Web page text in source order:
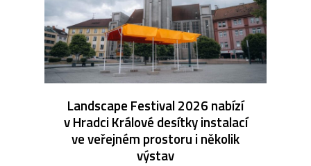
Landscape Festival 2026 nabízí
v Hradci Králové desítky instalací
ve veřejném prostoru i několik
výstav